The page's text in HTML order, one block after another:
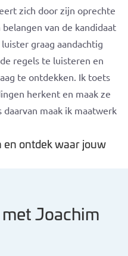
zich door zijn oprechte
van de kandidaat
graag aandachtig
regels te luisteren en
te ontdekken. Ik toets
herkent en maak ze
daarvan maak ik maatwerk
en ontdek waar jouw
Joachim